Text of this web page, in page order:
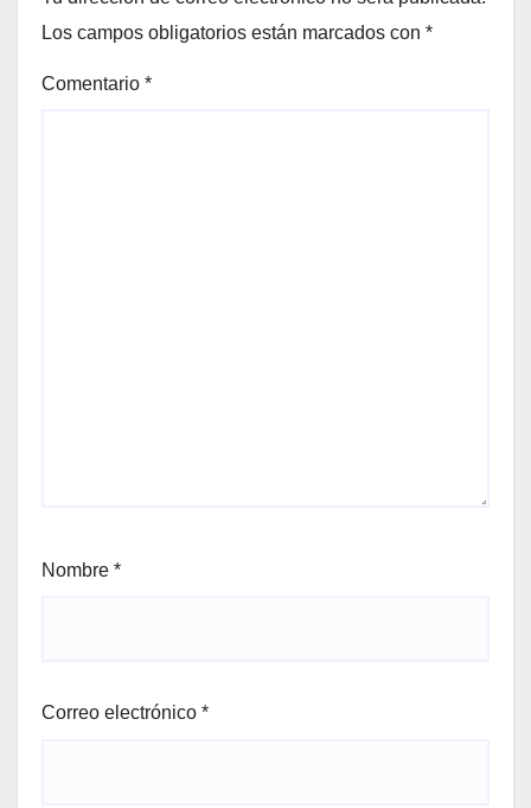
Los campos obligatorios están marcados con *
Comentario *
Nombre *
Correo electrónico *